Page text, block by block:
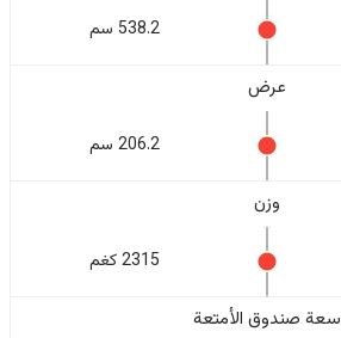
538.2 سم
عرض
206.2 سم
وزن
2315 كغم
سعة صندوق الأمتعة